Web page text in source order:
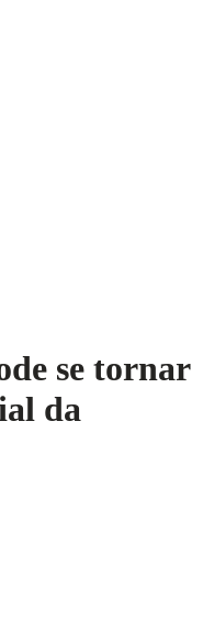
se tornar
da